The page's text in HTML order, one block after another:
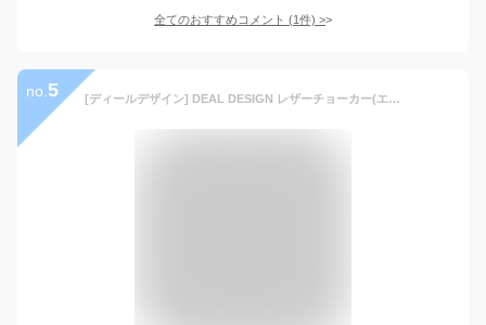
全てのおすすめコメント (1件) >
no. 5 [ディールデザイン] DEAL DESIGN レザーチョーカー(エンドデビル) チョーカー 本革 メンズアクセサリー シルバー925 シルバーアクセサリー